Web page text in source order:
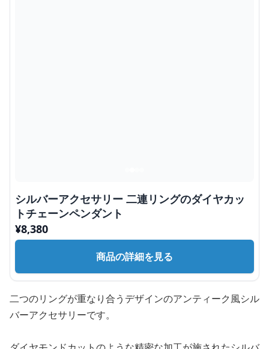
シルバーアクセサリー 二連リングのダイヤカッ
トチェーンペンダント
¥8,380
商品の詳細を見る
二つのリングが重なり合うデザインのアンティーク風シル
バーアクセサリーです。